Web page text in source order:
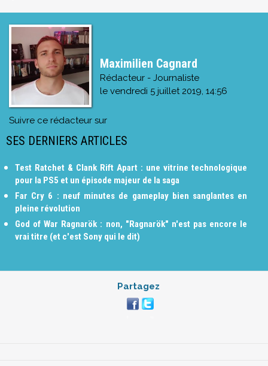
Maximilien Cagnard
Rédacteur - Journaliste
le vendredi 5 juillet 2019, 14:56
Suivre ce rédacteur sur
SES DERNIERS ARTICLES
Test Ratchet & Clank Rift Apart : une vitrine technologique
pour la PS5 et un épisode majeur de la saga
Far Cry 6 : neuf minutes de gameplay bien sanglantes en
pleine révolution
God of War Ragnarök : non, "Ragnarök" n'est pas encore le
vrai titre (et c'est Sony qui le dit)
Partagez